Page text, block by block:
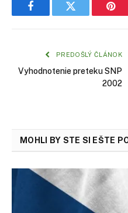
FacebookTwitter
PREDOŠLÝ ČLÁNOK
Vyhodnotenie preteku SNP
2002
MOHLI BY STE SI EŠTE